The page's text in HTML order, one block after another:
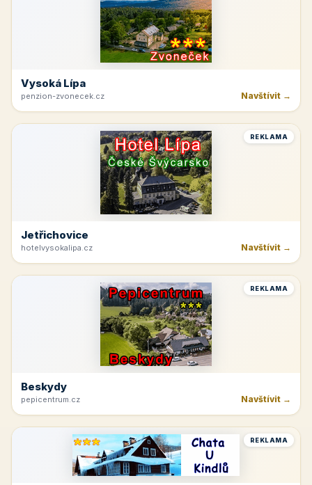
Vysoká Lípa
penzion-zvonecek.cz Navštívit →
REKLAMA
Jetřichovice
hotelvysokalipa.cz Navštívit →
REKLAMA
Beskydy
pepicentrum.cz Navštívit →
REKLAMA